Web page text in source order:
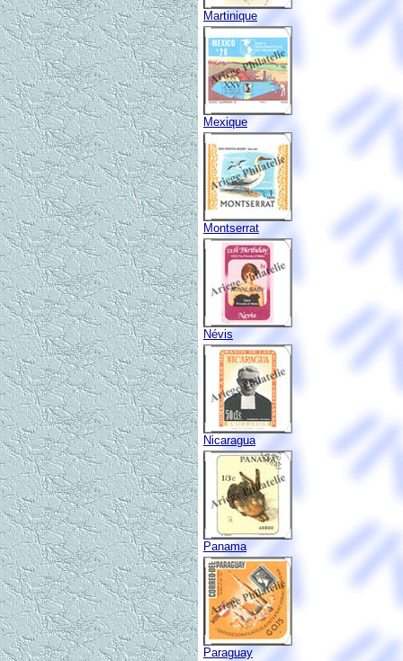
Martinique
Mexique
Montserrat
Névis
Nicaragua
Panama
Paraguay